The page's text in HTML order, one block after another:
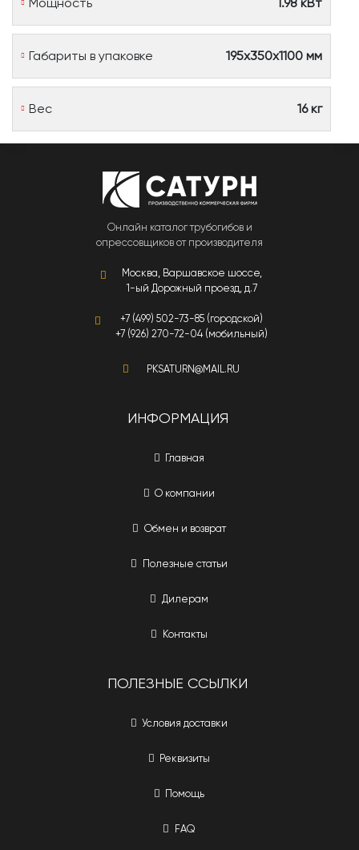
Габариты в упаковке 195х350х1100 мм
Вес 16 кг
Онлайн каталог трубогибов и
опрессовщиков от производителя
Москва, Варшавское шоссе,
1-ый Дорожный проезд, д.7
+7 (499) 502-73-85 (городской)
+7 (926) 270-72-04 (мобильный)
PKSATURN@MAIL.RU
ИНФОРМАЦИЯ
Главная
О компании
Обмен и возврат
Полезные статьи
Дилерам
Контакты
ПОЛЕЗНЫЕ ССЫЛКИ
Условия доставки
Реквизиты
Помощь
FAQ